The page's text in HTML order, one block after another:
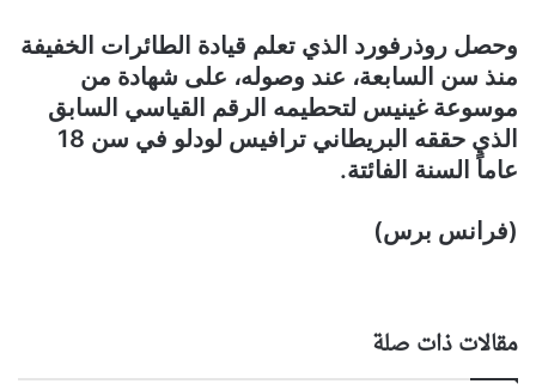
وحصل روذرفورد الذي تعلم قيادة الطائرات الخفيفة
منذ سن السابعة، عند وصوله، على شهادة من
موسوعة غينيس لتحطيمه الرقم القياسي السابق
الذي حققه البريطاني ترافيس لودلو في سن 18
عاماً السنة الفائتة.
(فرانس برس)
مقالات ذات صلة